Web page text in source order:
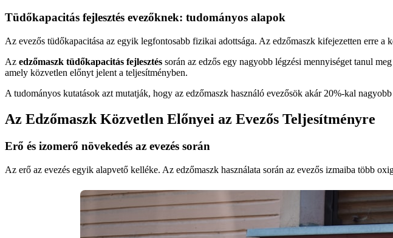
Tüdőkapacitás fejlesztés evezőknek: tudományos alapok
Az evezős tüdőkapacitása az egyik legfontosabb fizikai adottsága. Az edzőmaszk kifejezetten erre a
Az edzőmaszk tüdőkapacitás fejlesztés során az edzős egy nagyobb légzési mennyiséget tanul
amely közvetlen előnyt jelent a teljesítményben.
A tudományos kutatások azt mutatják, hogy az edzőmaszk használó evezősök akár 20%-kal
Az Edzőmaszk Közvetlen Előnyei az Evezős Teljesítményre
Erő és izomerő növekedés az evezés során
Az erő az evezés egyik alapvető kelléke. Az edzőmaszk használata során az evezős izmaiba több